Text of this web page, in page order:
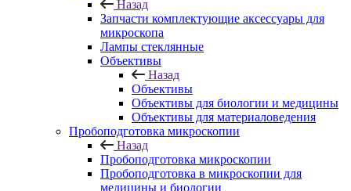
Назад
Запчасти комплектующие аксессуары для
микроскопа
Лампы стеклянные
Объективы
Назад
Объективы
Объективы для биологии и медицины
Объективы для материаловедения
Пробоподготовка микроскопии
Назад
Пробоподготовка микроскопии
Пробоподготовка в микроскопии для
медицины и биологии